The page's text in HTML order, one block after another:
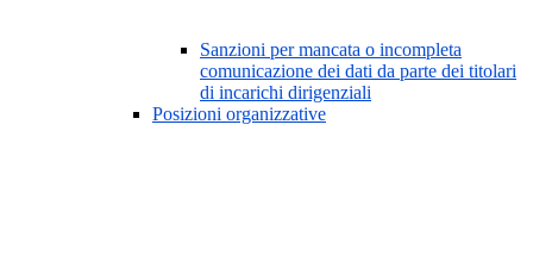
Sanzioni per mancata o incompleta
comunicazione dei dati da parte dei titolari
di incarichi dirigenziali
Posizioni organizzative